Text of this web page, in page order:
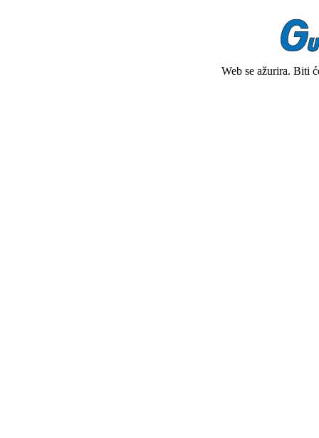
Web se ažurira. Biti